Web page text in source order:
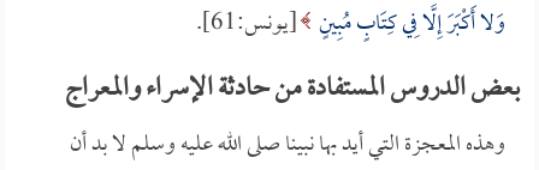
وَلا أَكْبَرَ إِلَّا فِي كِتَابٍ مُبِينٍ [يونس:61].
بعض الدروس المستفادة من حادثة الإسراء والمعراج
وهذه المعجزة التي أيد بها نبينا صلى الله عليه وسلم لا بد أن